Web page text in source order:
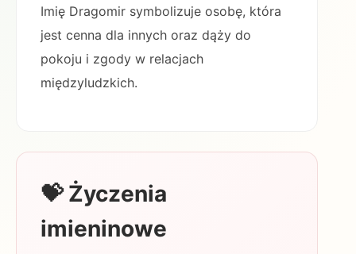
Imię Dragomir symbolizuje osobę, która
jest cenna dla innych oraz dąży do
pokoju i zgody w relacjach
międzyludzkich.
💝 Życzenia
imieninowe